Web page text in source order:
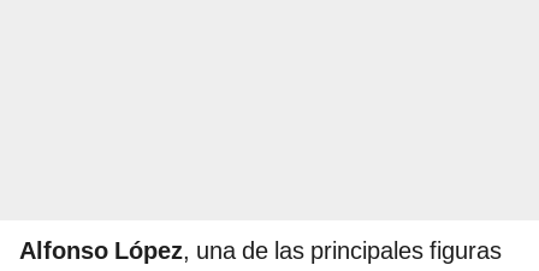
Alfonso López, una de las principales figuras